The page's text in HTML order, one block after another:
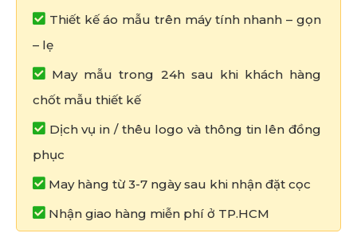
Thiết kế áo mẫu trên máy tính nhanh – gọn
– lẹ
May mẫu trong 24h sau khi khách hàng
chốt mẫu thiết kế
Dịch vụ in / thêu logo và thông tin lên đồng
phục
May hàng từ 3-7 ngày sau khi nhận đặt cọc
Nhận giao hàng miễn phí ở TP.HCM